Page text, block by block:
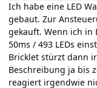
Ich habe eine LED
gebaut. Zur
gekauft. Wenn ich in
50ms / 493 LEDs
Bricklet stürzt dann
Beschreibung ja bis
reagiert irgendwie